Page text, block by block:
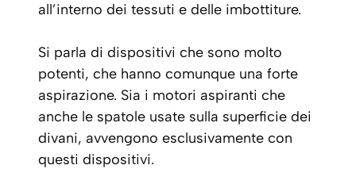
all’interno dei tessuti e delle imbottiture.
Si parla di dispositivi che sono molto
potenti, che hanno comunque una forte
aspirazione. Sia i motori aspiranti che
anche le spatole usate sulla superficie dei
divani, avvengono esclusivamente con
questi dispositivi.